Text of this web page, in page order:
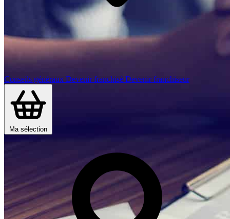
Conseils généraux Devenir franchisé Devenir franchiseur
Ma sélection